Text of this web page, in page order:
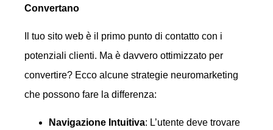
Convertano
Il tuo sito web è il primo punto di contatto con i
potenziali clienti. Ma è davvero ottimizzato per
convertire? Ecco alcune strategie neuromarketing
che possono fare la differenza:
Navigazione Intuitiva: L’utente deve trovare